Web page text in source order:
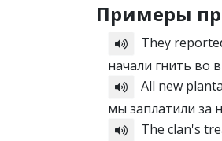
Примеры
They
начали гнить во
All new
мы заплатили за
The clan's